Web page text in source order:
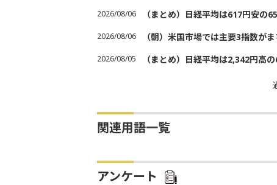
2026/08/06 （まとめ）日経平均は617円安
2026/08/06 （朝）米国市場では主要3指数が
2026/08/05 （まとめ）日経平均は2,342円
関連用語一覧
アンケート